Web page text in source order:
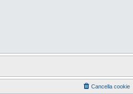
Cancella cookie